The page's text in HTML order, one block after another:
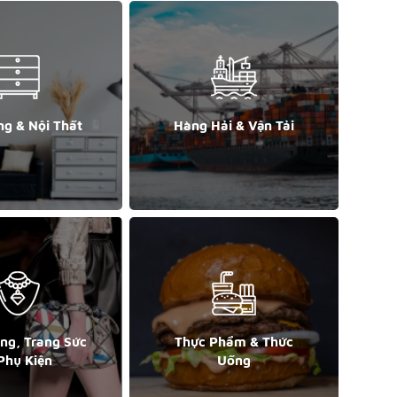
& Nội Thất Hàng Hải & Vận Tải
Trang Sức
Kiện
Thực Phẩm & Thức
Uống